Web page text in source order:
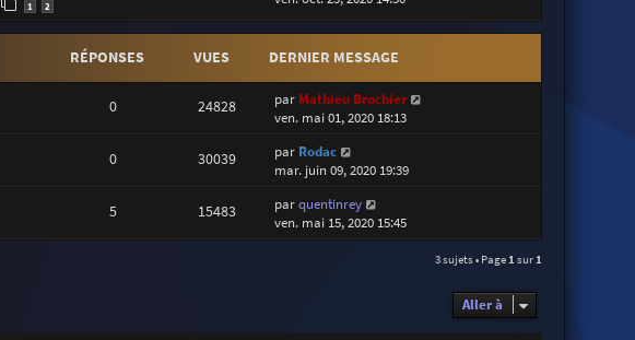
1 2
RÉPONSES VUES DERNIER MESSAGE
0 24828 par Mathieu Brochier
ven. mai 01, 2020 18:13
0 30039 par Rodac
mar. juin 09, 2020 19:39
5 15483 parquentinrey
ven. mai 15, 2020 15:45
3 sujets • Page1sur1
Aller à